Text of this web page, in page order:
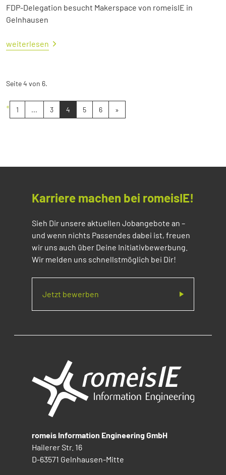
FDP-Delegation besucht Makerspace von romeisIE in
Gelnhausen
weiterlesen
Seite 4 von 6.
« 1 ... 3 4 5 6 »
Karriere machen bei romeisIE!
Sieh Dir unsere aktuellen Jobangebote an –
und wenn nichts Passendes dabei ist, freuen
wir uns auch über Deine Initiativbewerbung.
Wir melden uns schnellstmöglich bei Dir!
Jetzt bewerben
romeis Information Engineering GmbH
Hailerer Str. 16
D-63571 Gelnhausen-Mitte